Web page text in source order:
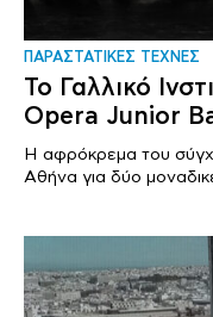
ΠΑΡΑΣΤΑΤΙΚΕΣ ΤΕΧΝΕΣ
Το Γαλλικό
Opera Junior
H αφρόκρεμα του
Αθήνα για δύο